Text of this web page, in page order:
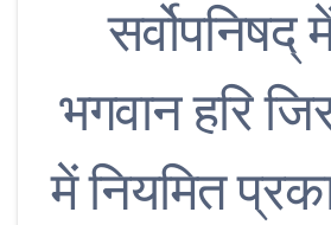
सर्वोपनिषद्
भगवान हरि
में नियमित